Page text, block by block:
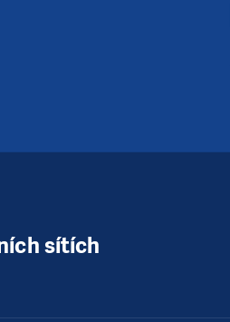
sítích